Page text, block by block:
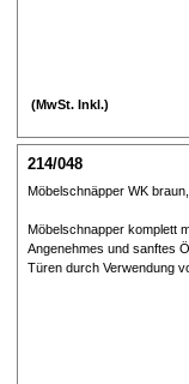
(MwSt. Inkl.)
214/048
Möbelschnäpper WK
Möbelschnapper komplett
Angenehmes und sanftes
Türen durch Verwendung